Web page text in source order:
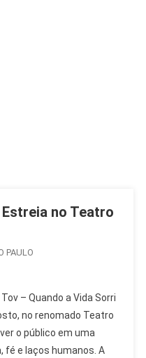
no Teatro
PAULO
– Quando a Vida Sorri
no renomado Teatro
o público em uma
fé e laços humanos. A